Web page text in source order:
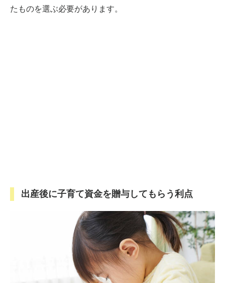
たものを選ぶ必要があります。
出産後に子育て資金を贈与してもらう利点